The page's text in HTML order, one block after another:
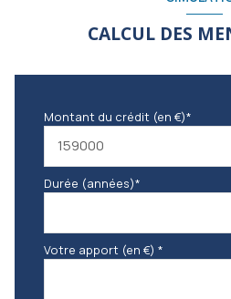
CALCUL DES
Montant du crédit (en €)*
Durée (années)*
Votre apport (en €) *